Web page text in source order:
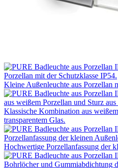
Kleine Außenleuchte aus Porzellan
Klassische Kombination aus
transparentem Glas.
Hochwertige Porzellanfassung der